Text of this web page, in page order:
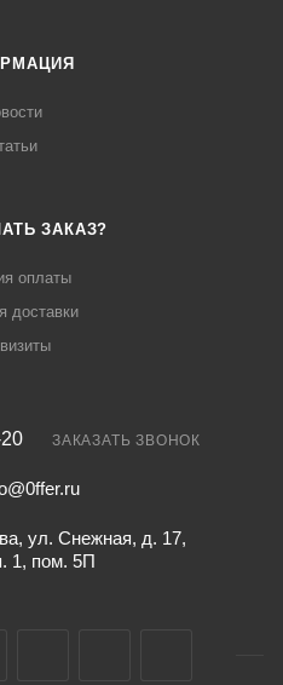
ЗАКАЗ?
оплаты
доставки
ЗАКАЗАТЬ ЗВОНОК
ул. Снежная, д. 17,
1, пом. 5П